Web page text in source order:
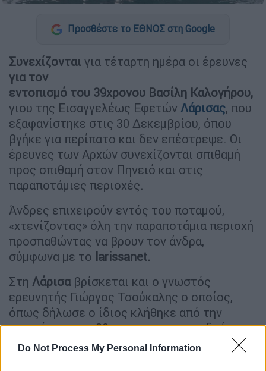
Do Not Process My Personal Information
Προσθέστε το ΕΘΝΟΣ στη Google
Συνεχίζονται για τέταρτη ημέρα οι έρευνες
για τον
εντοπισμό του 39χρονου Βασίλη Καλογήρου,
γιου της Εισαγγελέως Εφετών Λάρισας, που
εξαφανίστηκε στις 30 Δεκεμβρίου, όπου
βγήκε για περίπατο και δεν επέστρεψε. Οι
έρευνες των Αρχών συνεχίζονται σπιθαμή
προς σπιθαμή στον Πηνειό και στις
παραποτάμιες περιοχές.
Άνδρες επιχειρούν εντός του ποταμού,
«χτενίζοντας» όλη την παραποτάμια περιοχή
προσπαθώντας να βρουν τον άνδρα,
σύμφωνα με το larissanet.
Στη Λάρισαβρίσκεται και ο γνωστός
ερευνητής Γιώργος Τσούκαλης ο οποίος,
όπως δήλωσε ο ίδιος κλήθηκε από την
οικογένεια του 39χρονου για να συνδράμει
και ο ίδιος στον εντοπισμό του.